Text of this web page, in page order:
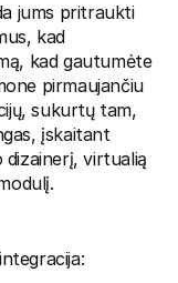
jums pritraukti
kad
kad gautumėte
pirmaujančiu
sukurtų tam,
įskaitant
dizainerį, virtualią